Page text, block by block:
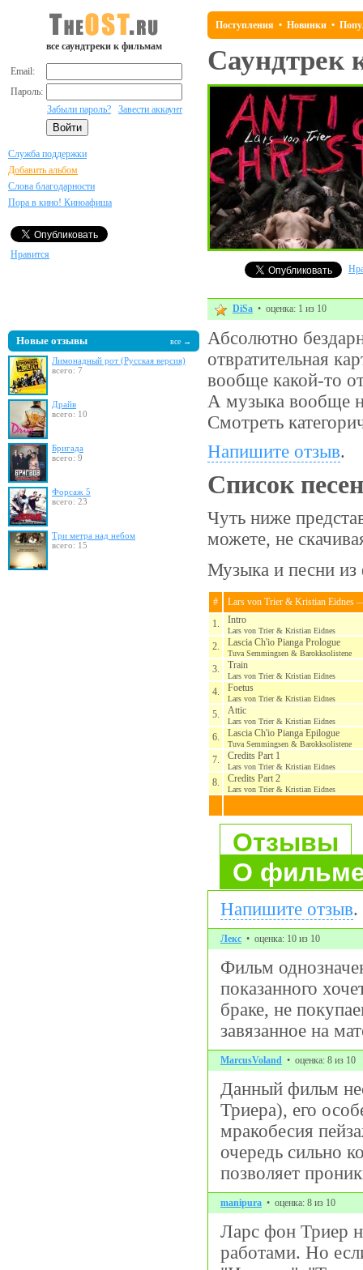
все саундтреки к фильмам
Email:
Пароль:
Забыли пароль?
Завести аккаунт
Служба поддержки
Добавить альбом
Слова благодарности
Пора в кино! Киноафиша
Нравится
Новые отзывы все →
Лимонадный рот (Русская версия)
всего: 7
Драйв
всего: 10
Бригада
всего: 9
Форсаж 5
всего: 23
Три метра над небом
всего: 15
Поступления • Новинки •
Саундтрек
DiSa • оценка: 1 из 10
Абсолютно
отвратительная
вообще какой-то
А музыка вообще
Смотреть
Напишите отзыв.
Список песен
Чуть ниже
можете, не
Музыка и песни
#
Lars von Trier & Kristian Eidnes
1.
Intro
Lars von Trier & Kristian Eidnes
2. Lascia Ch'io Pianga Prologue
Tuva Semmingsen & Barokksolistene
3. Train
Lars von Trier & Kristian Eidnes
4. Foetus
Lars von Trier & Kristian Eidnes
5. Attic
Lars von Trier & Kristian Eidnes
6. Lascia Ch'io Pianga Epilogue
Tuva Semmingsen & Barokksolistene
7. Credits Part 1
Lars von Trier & Kristian Eidnes
8. Credits Part 2
Lars von Trier & Kristian Eidnes
Отзывы
О
Напишите отзыв.
Лекс • оценка: 10 из 10
Фильм
показанного
браке, не
завязанное на
MarcusVoland • оценка: 8 из 10
Данный фильм
Триера), его
мракобесия
очередь сильно
позволяет
manipura • оценка: 8 из 10
Ларс фон Триер
работами. Но